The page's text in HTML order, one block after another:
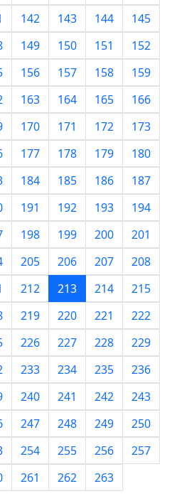
142 143 144
145
149 150 151
152
156 157 158
159
163 164 165
166
170 171 172
173
177 178 179
180
184 185 186
187
191 192 193
194
198 199 200
201
205 206 207
208
212 213 214
215
219 220 221
222
226 227 228
229
233 234 235
236
240 241 242
243
247 248 249
250
254 255 256
257
261 262
263